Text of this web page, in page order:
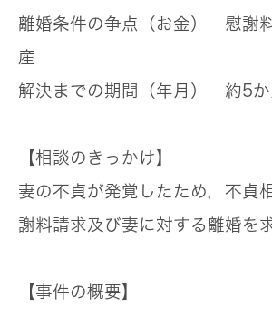
離婚条件の争点（お金） 慰謝
産
解決までの期間（年月） 約5か
【相談のきっかけ】
妻の不貞が発覚したため，不貞
謝料請求及び妻に対する離婚を
【事件の概要】